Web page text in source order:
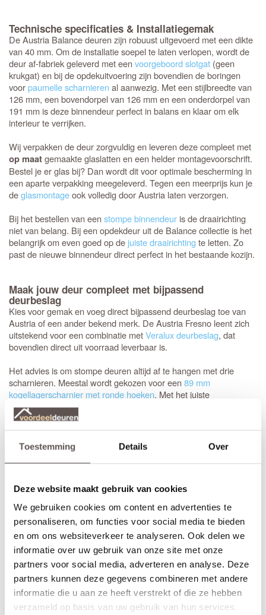
Toestemming Details Over
Deze website maakt gebruik van cookies
We gebruiken cookies om content en advertenties te
personaliseren, om functies voor social media te bieden
en om ons websiteverkeer te analyseren. Ook delen we
informatie over uw gebruik van onze site met onze
partners voor social media, adverteren en analyse. Deze
partners kunnen deze gegevens combineren met andere
informatie die u aan ze heeft verstrekt of die ze hebben
verzameld op basis van uw gebruik van hun services.
Technische specificaties & Installatiegemak
De Austria Balance deuren zijn robuust uitgevoerd met een dikte
van 40 mm. Om de installatie soepel te laten verlopen, wordt de
deur af-fabriek geleverd met eenvoorgeboord slotgat (geen
krukgat) en bij de opdekuitvoering zijn bovendien de boringen
voorpaumelle scharnieren al aanwezig. Met een stijlbreedte van
126 mm, een bovendorpel van 126 mm en een onderdorpel van
191 mm is deze binnendeur perfect in balans en klaar om elk
interieur te verrijken.
Wij verpakken de deur zorgvuldig en leveren deze compleet met
op maatgemaakte glaslatten en een helder montagevoorschrift.
Bestel je er glas bij? Dan wordt dit voor optimale bescherming in
een aparte verpakking meegeleverd. Tegen een meerprijs kun je
deglasmontageook volledig door Austria laten verzorgen.
Bij het bestellen van eenstompe binnendeur is de draairichting
niet van belang. Bij een opdekdeur uit de Balance collectie is het
belangrijk om even goed op de juiste draairichtingte letten. Zo
past de nieuwe binnendeur direct perfect in het bestaande kozijn.
Maak jouw deur compleet met bijpassend
deurbeslag
Kies voor gemak en voeg direct bijpassend deurbeslag toe van
Austria of een ander bekend merk. De Austria Fresno leent zich
uitstekend voor een combinatie metVeralux deurbeslag, dat
bovendien direct uit voorraad leverbaar is.
Het advies is om stompe deuren altijd af te hangen met drie
scharnieren. Meestal wordt gekozen voor een89 mm
kogellagerscharnier met ronde hoeken. Met het juiste
gereedschap, zoals een freesmal, worden deze uitsparingen snel
en vakkundig ingefreesd voor een strak resultaat.
Het is aan te raden om te kiezen voor een
tochtvaldorpeltussen
de hal en de woonkamer, zeker als de voordeur niet volledig
tochtvrij sluit. Voor slaapkamers is een valdorpel handig om geluid
gesloten deur vermindert; dit is de afweging bij de keuze voor een
tochtvaldorpel.
Inkorten of op maat bestellen?
Sluiten de standaardmaten net niet aan? Geen probleem.
Stompe Austria Balance deuren zijn aan alle vier de zijden tot 10
mm in te korten. Bij eenopdekdeuris inkorten vanwege de
opdekranden alleen mogelijk aan de onderzijde.
Voor een zorgeloze installatie is het aan te raden gebruik te